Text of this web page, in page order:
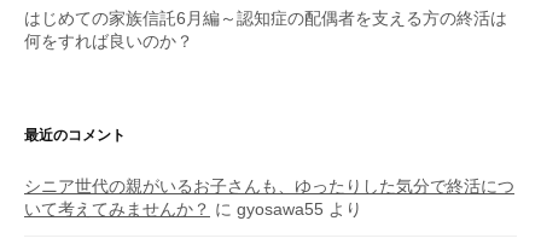
はじめての家族信託6月編～認知症の配偶者を支える方の終活は
何をすれば良いのか？
最近のコメント
シニア世代の親がいるお子さんも、ゆったりした気分で終活につ
いて考えてみませんか？ に gyosawa55 より